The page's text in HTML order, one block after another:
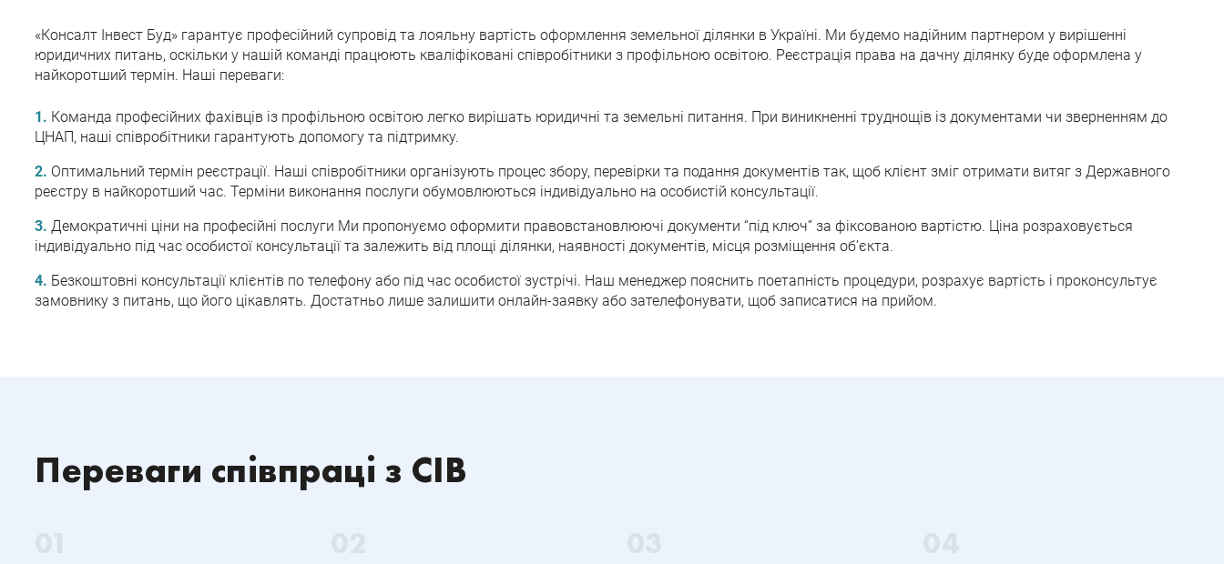
«Консалт Інвест Буд» гарантує професійний супровід та лояльну вартість оформлення земельної ділянки в Україні. Ми будемо надійним партнером у вирішенні
юридичних питань, оскільки у нашій команді працюють кваліфіковані співробітники з профільною освітою. Реєстрація права на дачну ділянку буде оформлена у
найкоротший термін. Наші переваги:
Команда професійних фахівців із профільною освітою легко вирішать юридичні та земельні питання. При виникненні труднощів із документами чи зверненням до
ЦНАП, наші співробітники гарантують допомогу та підтримку.
Оптимальний термін реєстрації. Наші співробітники організують процес збору, перевірки та подання документів так, щоб клієнт зміг отримати витяг з Державного
реєстру в найкоротший час. Терміни виконання послуги обумовлюються індивідуально на особистій консультації.
Демократичні ціни на професійні послуги Ми пропонуємо оформити правовстановлюючі документи “під ключ” за фіксованою вартістю. Ціна розраховується
індивідуально під час особистої консультації та залежить від площі ділянки, наявності документів, місця розміщення об’єкта.
Безкоштовні консультації клієнтів по телефону або під час особистої зустрічі. Наш менеджер пояснить поетапність процедури, розрахує вартість і проконсультує
замовнику з питань, що його цікавлять. Достатньо лише залишити онлайн-заявку або зателефонувати, щоб записатися на прийом.
Переваги співпраці з CIB